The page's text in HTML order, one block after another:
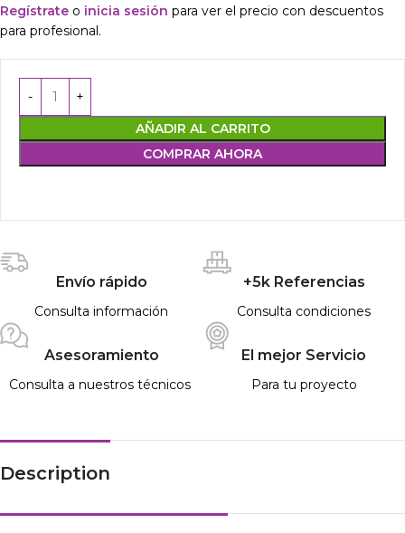
Regístrate o inicia sesión para ver el precio con descuentos
para profesional.
AÑADIR AL CARRITO
COMPRAR AHORA
Envío rápido
Consulta información
+5k Referencias
Consulta condiciones
Asesoramiento
Consulta a nuestros técnicos
El mejor Servicio
Para tu proyecto
Description